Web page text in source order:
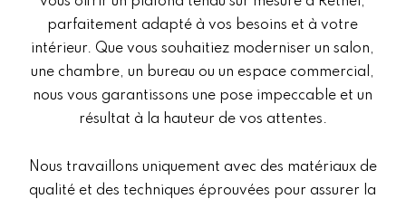
parfaitement adapté à vos besoins et à votre
intérieur. Que vous souhaitiez moderniser un salon,
une chambre, un bureau ou un espace commercial,
nous vous garantissons une pose impeccable et un
résultat à la hauteur de vos attentes.
Nous travaillons uniquement avec des matériaux de
qualité et des techniques éprouvées pour assurer la